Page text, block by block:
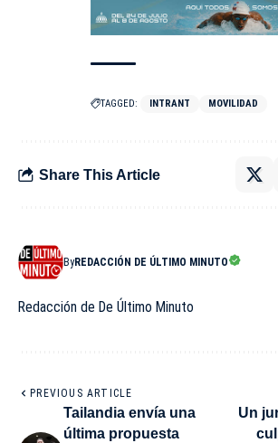
TAGGED: INTRANT MOVILIDAD
Share This Article
ByREDACCIÓN DE ÚLTIMO MINUTO
Redacción de De Último Minuto
PREVIOUS ARTICLE
Tailandia envía una
última propuesta
Un